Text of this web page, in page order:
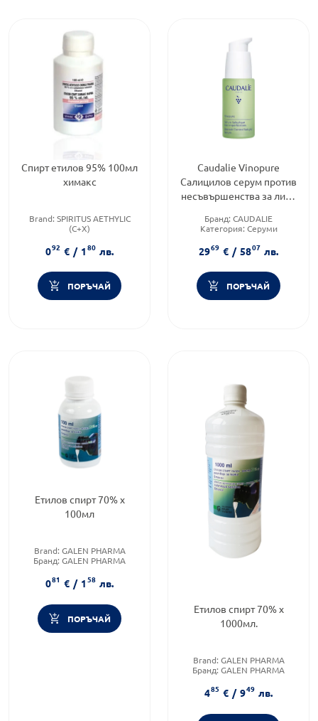
Спирт етилов 95% 100мл
химакс
Brand: SPIRITUS AETHYLIC
(C+X)
Форма на продукта:разтвор
092 € / 180 лв.
ПОРЪЧАЙ
Caudalie Vinopure
Салицилов серум против
несъвършенства за лице
Бранд: CAUDALIE
Категория: Серуми
2969 € / 5807 лв.
ПОРЪЧАЙ
Етилов спирт 70% х
100мл
Brand: GALEN PHARMA
Бранд: GALEN PHARMA
081 € / 158 лв.
ПОРЪЧАЙ
Етилов спирт 70% х
1000мл.
Brand: GALEN PHARMA
Бранд: GALEN PHARMA
485 € / 949 лв.